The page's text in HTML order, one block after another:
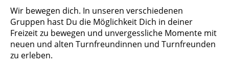
Wir bewegen dich. In unseren verschiedenen
Gruppen hast Du die Möglichkeit Dich in deiner
Freizeit zu bewegen und unvergessliche Momente mit
neuen und alten Turnfreundinnen und Turnfreunden
zu erleben.